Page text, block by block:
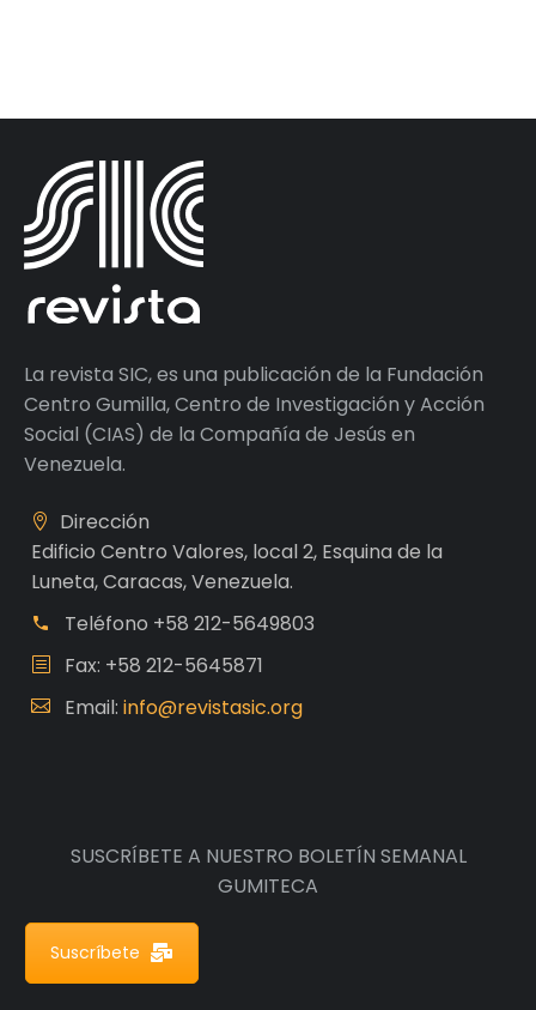
La revista SIC, es una publicación de la Fundación
Centro Gumilla, Centro de Investigación y Acción
Social (CIAS) de la Compañía de Jesús en
Venezuela.
Dirección
Edificio Centro Valores, local 2, Esquina de la
Luneta, Caracas, Venezuela.
Teléfono +58 212-5649803
Fax: +58 212-5645871
Email: info@revistasic.org
SUSCRÍBETE A NUESTRO BOLETÍN SEMANAL
GUMITECA
Suscríbete